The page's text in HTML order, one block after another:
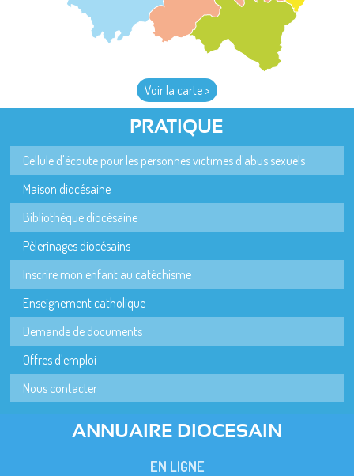
Voir la carte >
PRATIQUE
Cellule d'écoute pour les personnes victimes d'abus sexuels
Maison diocésaine
Bibliothèque diocésaine
Pèlerinages diocésains
Inscrire mon enfant au catéchisme
Enseignement catholique
Demande de documents
Offres d'emploi
Nous contacter
ANNUAIRE DIOCESAIN
EN LIGNE